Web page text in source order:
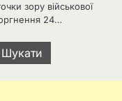
зору військової
24…